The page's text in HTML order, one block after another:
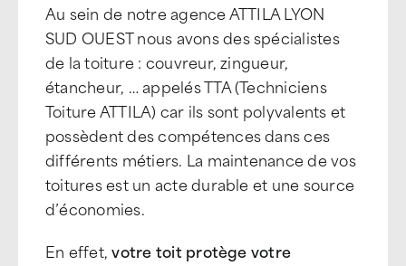
Au sein de notre agence ATTILA LYON
SUD OUEST nous avons des spécialistes
de la toiture : couvreur, zingueur,
étancheur, … appelés TTA (Techniciens
Toiture ATTILA) car ils sont polyvalents et
possèdent des compétences dans ces
différents métiers. La maintenance de vos
toitures est un acte durable et une source
d’économies.
En effet,votre toit protège votre